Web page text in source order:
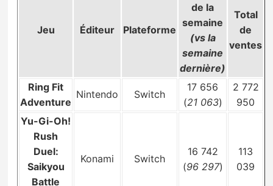
Guides
Jeu Éditeur Plateforme
de la
semaine
(vs la
semaine
dernière)
Total
de
ventes
Ring Fit
Adventure
Nintendo Switch
17 656
(21 063)
2 772
950
Yu-Gi-Oh!
Rush
Duel:
Saikyou
Battle
Konami Switch
16 742
(96 297)
113
039